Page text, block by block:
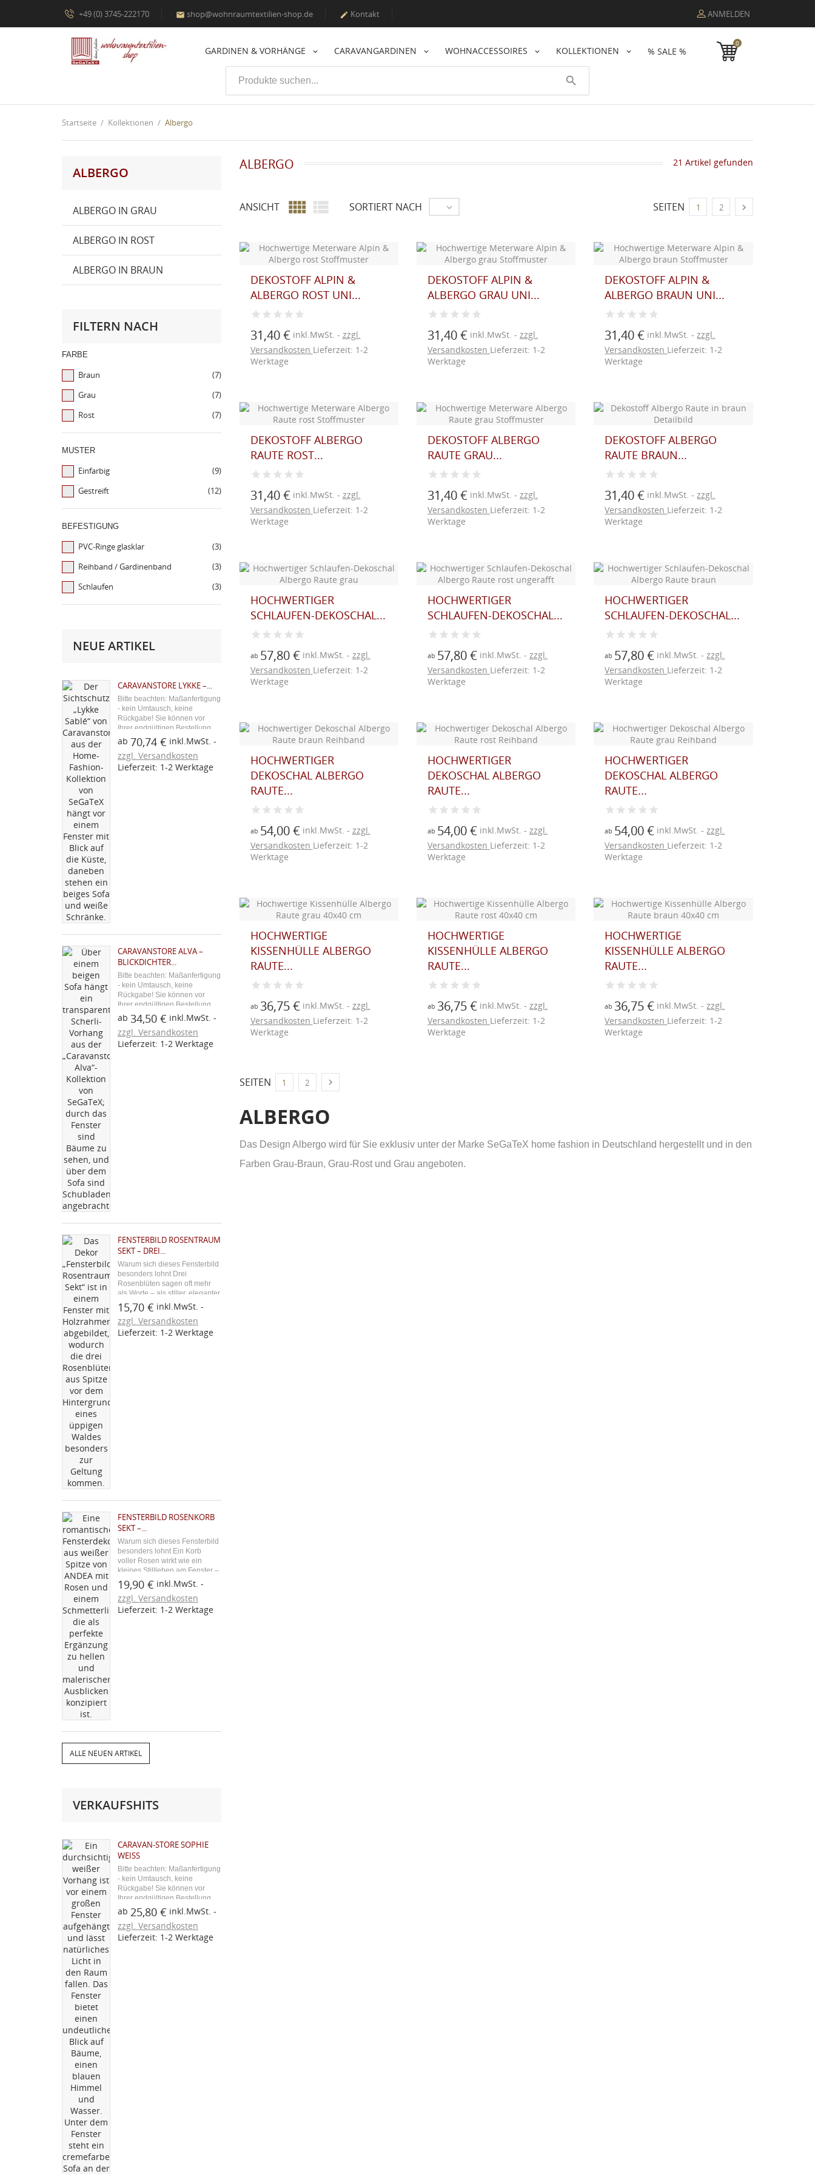
+49 (0) 3745-222170  shop@wohnraumtextilien-shop.de  Kontakt ANMELDEN
GARDINEN & VORHÄNGE CARAVANGARDINEN WOHNACCESSOIRES KOLLEKTIONEN % SALE %
0
search
Startseite Kollektionen Albergo
ALBERGO
ALBERGO IN GRAU
ALBERGO IN ROST
ALBERGO IN BRAUN
FILTERN NACH
FARBE
Braun
(7)
Grau
(7)
Rost
(7)
MUSTER
Einfarbig
(9)
Gestreift
(12)
BEFESTIGUNG
PVC-Ringe glasklar
(3)
Reihband / Gardinenband
(3)
Schlaufen
(3)
NEUE ARTIKEL
CARAVANSTORE LYKKE –...
Bitte beachten: Maßanfertigung
- kein Umtausch, keine
Rückgabe! Sie können vor
Ihrer endgültigen Bestellung
ein Stoffmuster über den
blauen Button "Kostenloses
Stoffmuster" bestellen. Aus
unserer Caravan-Zubehör-
ab 70,74 € inkl.MwSt.
zzgl. Versandkosten
Lieferzeit: 1-2 Werktage
CARAVANSTORE ALVA –
BLICKDICHTER...
Bitte beachten: Maßanfertigung
- kein Umtausch, keine
Rückgabe! Sie können vor
Ihrer endgültigen Bestellung
ein Stoffmuster über den
blauen Button "Kostenloses
Stoffmuster" bestellen. Aus
unserer Caravan-Zubehör-
ab 34,50 € inkl.MwSt.
zzgl. Versandkosten
Lieferzeit: 1-2 Werktage
FENSTERBILD ROSENTRAUM
SEKT – DREI...
Warum sich dieses Fensterbild
besonders lohnt Drei
Rosenblüten sagen oft mehr
als Worte – als stiller, eleganter
Gruß am Fenster passen sie zu
jedem romantischen Anlass. Im
warmen Sekt-Ton entfaltet die
filigrane Stickerei eine
15,70 € inkl.MwSt.
zzgl. Versandkosten
Lieferzeit: 1-2 Werktage
FENSTERBILD ROSENKORB
SEKT –...
Warum sich dieses Fensterbild
besonders lohnt Ein Korb
voller Rosen wirkt wie ein
kleines Stillleben am Fenster –
zeitlos romantisch und nie
aufdringlich. In der edlen Sekt-
Farbe entfaltet die filigrane
Stickerei eine besonders
19,90 € inkl.MwSt.
zzgl. Versandkosten
Lieferzeit: 1-2 Werktage
ALLE NEUEN ARTIKEL
VERKAUFSHITS
CARAVAN-STORE SOPHIE
WEISS
Bitte beachten: Maßanfertigung
- kein Umtausch, keine
Rückgabe! Sie können vor
Ihrer endgültigen Bestellung
ein Stoffmuster über den
blauen Button "Kostenloses
Stoffmuster" bestellen. Aus
unserer Serie Caravan-
ab 25,80 € inkl.MwSt.
zzgl. Versandkosten
Lieferzeit: 1-2 Werktage
ALBERGO 21 Artikel gefunden
ANSICHT   SORTIERT NACH  SEITEN 1 2 
DEKOSTOFF ALPIN &
ALBERGO ROST UNI...
31,40 € inkl.MwSt.
zzgl.
Versandkosten Lieferzeit: 1-2
Werktage
DEKOSTOFF ALPIN &
ALBERGO GRAU UNI...
31,40 € inkl.MwSt.
zzgl.
Versandkosten Lieferzeit: 1-2
Werktage
DEKOSTOFF ALPIN &
ALBERGO BRAUN UNI...
31,40 € inkl.MwSt. zzgl.
Versandkosten Lieferzeit: 1-2
Werktage
DEKOSTOFF ALBERGO
RAUTE ROST...
31,40 € inkl.MwSt.
zzgl.
Versandkosten Lieferzeit: 1-2
Werktage
DEKOSTOFF ALBERGO
RAUTE GRAU...
31,40 € inkl.MwSt.
zzgl.
Versandkosten Lieferzeit: 1-2
Werktage
DEKOSTOFF ALBERGO
RAUTE BRAUN...
31,40 € inkl.MwSt. zzgl.
Versandkosten Lieferzeit: 1-2
Werktage
HOCHWERTIGER
SCHLAUFEN-DEKOSCHAL...
ab 57,80 € inkl.MwSt.
zzgl.
Versandkosten Lieferzeit: 1-2
Werktage
HOCHWERTIGER
SCHLAUFEN-DEKOSCHAL...
ab 57,80 € inkl.MwSt.
zzgl.
Versandkosten Lieferzeit: 1-2
Werktage
HOCHWERTIGER
SCHLAUFEN-DEKOSCHAL...
ab 57,80 € inkl.MwSt. zzgl.
Versandkosten Lieferzeit: 1-2
Werktage
HOCHWERTIGER
DEKOSCHAL ALBERGO
RAUTE...
ab 54,00 € inkl.MwSt.
zzgl.
Versandkosten Lieferzeit: 1-2
Werktage
HOCHWERTIGER
DEKOSCHAL ALBERGO
RAUTE...
ab 54,00 € inkl.MwSt.
zzgl.
Versandkosten Lieferzeit: 1-2
Werktage
HOCHWERTIGER
DEKOSCHAL ALBERGO
RAUTE...
ab 54,00 € inkl.MwSt. zzgl.
Versandkosten Lieferzeit: 1-2
Werktage
HOCHWERTIGE
KISSENHÜLLE ALBERGO
RAUTE...
ab 36,75 € inkl.MwSt.
zzgl.
Versandkosten Lieferzeit: 1-2
Werktage
HOCHWERTIGE
KISSENHÜLLE ALBERGO
RAUTE...
ab 36,75 € inkl.MwSt.
zzgl.
Versandkosten Lieferzeit: 1-2
Werktage
HOCHWERTIGE
KISSENHÜLLE ALBERGO
RAUTE...
ab 36,75 € inkl.MwSt. zzgl.
Versandkosten Lieferzeit: 1-2
Werktage
SEITEN 1 2 
ALBERGO
Das Design Albergo wird für Sie exklusiv unter der Marke SeGaTeX home fashion in Deutschland hergestellt und in den
Farben Grau-Braun, Grau-Rost und Grau angeboten.
((cancelText))